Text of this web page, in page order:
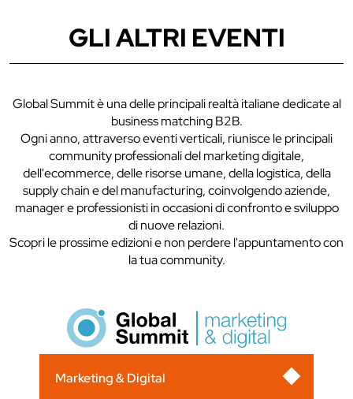
GLI ALTRI EVENTI
Global Summit è una delle principali realtà italiane dedicate al
business matching B2B.
Ogni anno, attraverso eventi verticali, riunisce le principali
community professionali del marketing digitale,
dell'ecommerce, delle risorse umane, della logistica, della
supply chain e del manufacturing, coinvolgendo aziende,
manager e professionisti in occasioni di confronto e sviluppo
di nuove relazioni.
Scopri le prossime edizioni e non perdere l'appuntamento con
la tua community.
Marketing & Digital